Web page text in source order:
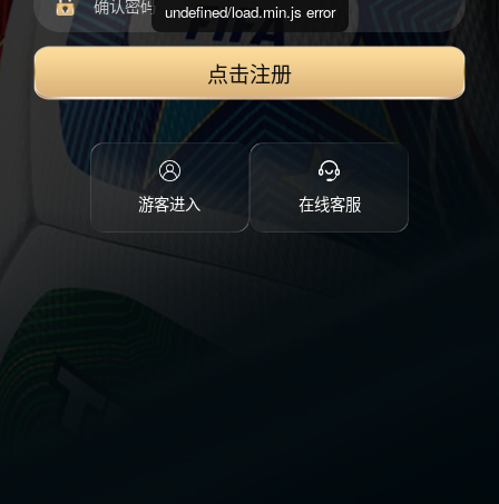
点击注册
游客进入 在线客服
undefined/load.min.js error